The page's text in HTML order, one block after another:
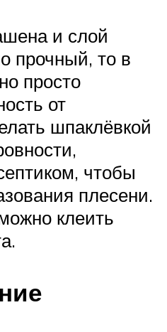
и слой
прочный, то в
просто
от
шпаклёвкой
чтобы
плесени.
клеить